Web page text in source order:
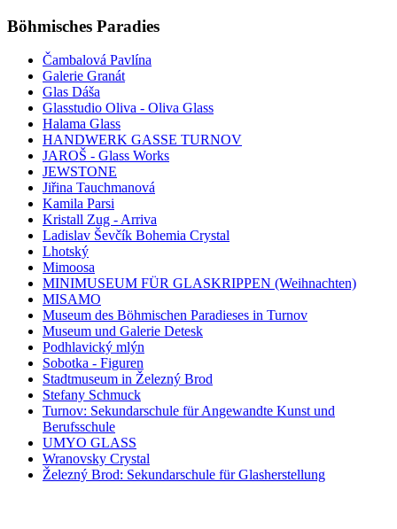
Böhmisches Paradies
Čambalová Pavlína
Galerie Granát
Glas Dáša
Glasstudio Oliva - Oliva Glass
Halama Glass
HANDWERK GASSE TURNOV
JAROŠ - Glass Works
JEWSTONE
Jiřina Tauchmanová
Kamila Parsi
Kristall Zug - Arriva
Ladislav Ševčík Bohemia Crystal
Lhotský
Mimoosa
MINIMUSEUM FÜR GLASKRIPPEN (Weihnachten)
MISAMO
Museum des Böhmischen Paradieses in Turnov
Museum und Galerie Detesk
Podhlavický mlýn
Sobotka - Figuren
Stadtmuseum in Železný Brod
Stefany Schmuck
Turnov: Sekundarschule für Angewandte Kunst und
Berufsschule
UMYO GLASS
Wranovsky Crystal
Železný Brod: Sekundarschule für Glasherstellung